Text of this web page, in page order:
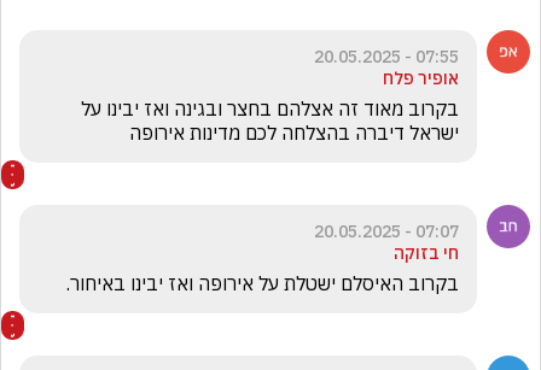
07:55 - 20.05.2025
אופיר פלח
ישראל דיברה בהצלחה לכם מדינות אירופה
07:07 - 20.05.2025
חי בזוקה
בקרוב האיסלם ישטלת על אירופה ואז יבינו באיחור.